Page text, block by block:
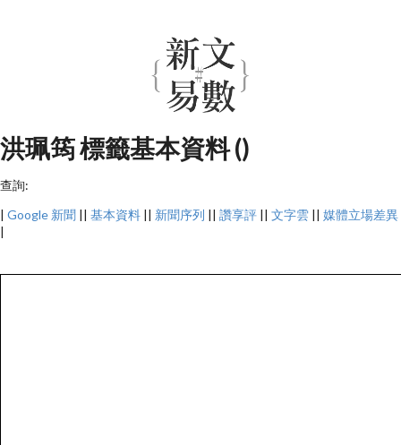
洪珮筠 標籤基本資料 ()
查詢:
| Google 新聞 || 基本資料 || 新聞序列 || 讚享評 || 文字雲 || 媒體立場差異
|